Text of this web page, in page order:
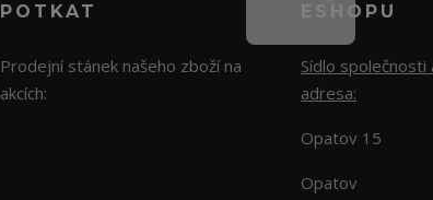
POTKAT
Prodejní stánek našeho zboží na
akcích:
ESHOPU
Sídlo
adresa:
Opatov 15
Opatov